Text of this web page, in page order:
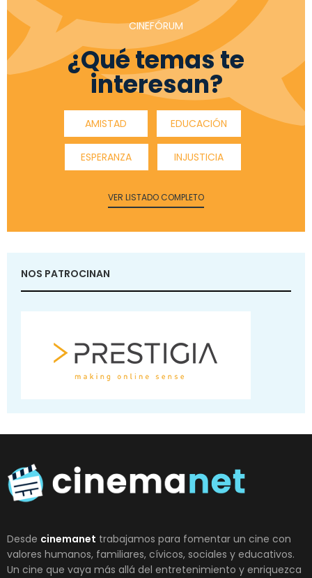
CINEFÓRUM
¿Qué temas te
interesan?
AMISTAD EDUCACIÓN
ESPERANZA INJUSTICIA
VER LISTADO COMPLETO
NOS PATROCINAN
Desde cinemanet trabajamos para fomentar un cine con
valores humanos, familiares, cívicos, sociales y educativos.
Un cine que vaya más allá del entretenimiento y enriquezca